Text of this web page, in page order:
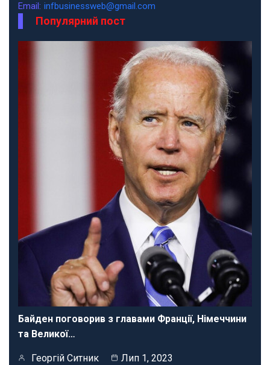
Email: infbusinessweb@gmail.com
Популярний пост
Байден поговорив з главами Франції, Німеччини
та Великої…
Георгій Ситник Лип 1, 2023